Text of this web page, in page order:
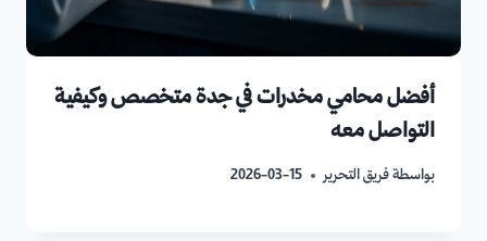
أفضل محامي مخدرات في جدة متخصص وكيفية
التواصل معه
بواسطةفريق التحرير 2026-03-15